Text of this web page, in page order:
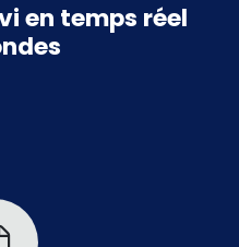
en temps réel